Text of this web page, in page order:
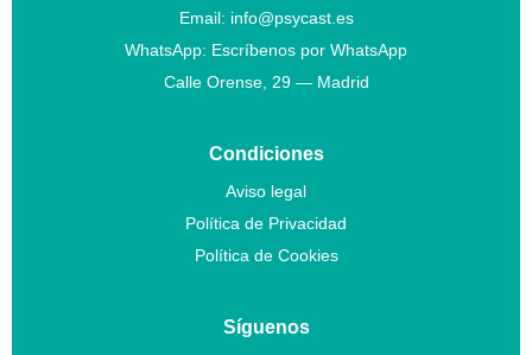
Email: info@psycast.es
WhatsApp: Escríbenos por WhatsApp
Calle Orense, 29 — Madrid
Condiciones
Aviso legal
Política de Privacidad
Política de Cookies
Síguenos